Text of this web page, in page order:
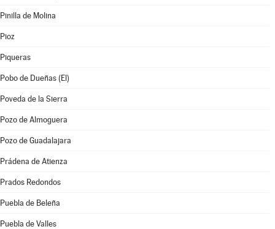
Pinilla de Molina
Pioz
Piqueras
Pobo de Dueñas (El)
Poveda de la Sierra
Pozo de Almoguera
Pozo de Guadalajara
Prádena de Atienza
Prados Redondos
Puebla de Beleña
Puebla de Valles